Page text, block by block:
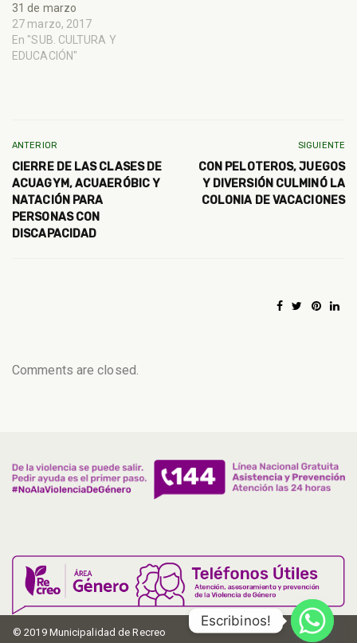
31 de marzo
27 marzo, 2017
En "SUB. CULTURA Y
EDUCACIÓN"
ANTERIOR
CIERRE DE LAS CLASES DE
ACUAGYM, ACUAERÓBIC Y
NATACIÓN PARA
PERSONAS CON
DISCAPACIDAD
SIGUIENTE
CON PELOTEROS, JUEGOS
Y DIVERSIÓN CULMINÓ LA
COLONIA DE VACACIONES
Comments are closed.
© 2019 Municipalidad de Recreo
Escribinos!